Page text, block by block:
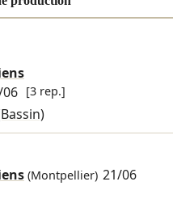
[3 rep.]
(Montpellier) 21/06